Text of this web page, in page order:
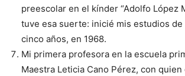
preescolar en el kínder “Adolfo López
tuve esa suerte: inicié mis estudios de
cinco años, en 1968.
Mi primera profesora en la escuela
Maestra Leticia Cano Pérez, con quien